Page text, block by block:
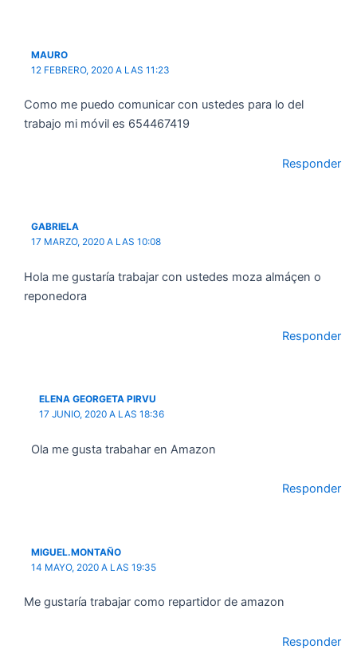
MAURO
12 FEBRERO, 2020 A LAS 11:23
Como me puedo comunicar con ustedes para lo del
trabajo mi móvil es 654467419
Responder
GABRIELA
17 MARZO, 2020 A LAS 10:08
Hola me gustaría trabajar con ustedes moza almáçen o
reponedora
Responder
ELENA GEORGETA PIRVU
17 JUNIO, 2020 A LAS 18:36
Ola me gusta trabahar en Amazon
Responder
MIGUEL.MONTAÑO
14 MAYO, 2020 A LAS 19:35
Me gustaría trabajar como repartidor de amazon
Responder